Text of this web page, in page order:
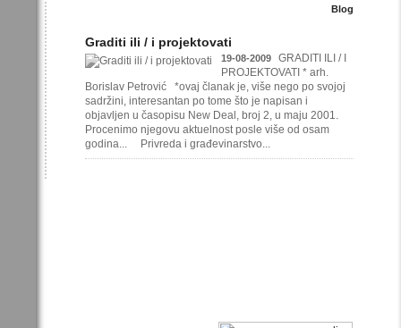
Blog
Graditi ili / i projektovati
19-08-2009
GRADITI ILI / I
PROJEKTOVATI * arh.
Borislav Petrović *ovaj članak je, više nego po svojoj
sadržini, interesantan po tome što je napisan i
objavljen u časopisu New Deal, broj 2, u maju 2001.
Procenimo njegovu aktuelnost posle više od osam
godina... Privreda i građevinarstvo...